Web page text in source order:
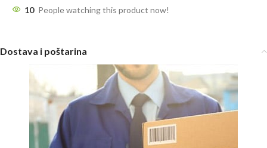
10 People watching this product now!
Dostava i poštarina